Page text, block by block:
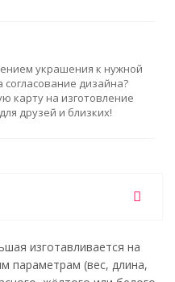
украшения к нужной
дизайна?
карту на изготовление
друзей и близких!
изготавливается на
параметрам (вес, длина,